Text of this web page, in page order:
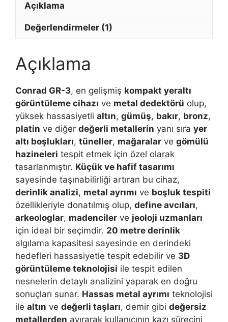
Açıklama
Değerlendirmeler (1)
Açıklama
Conrad GR-3, en gelişmiş kompakt yeraltı
görüntüleme cihazı ve metal dedektörü olup,
yüksek hassasiyetli altın, gümüş, bakır, bronz,
platin ve diğer değerli metallerin yanı sıra yer
altı boşlukları, tüneller, mağaralar ve gömülü
hazineleri tespit etmek için özel olarak
tasarlanmıştır. Küçük ve hafif tasarımı
sayesinde taşınabilirliği artıran bu cihaz,
derinlik analizi, metal ayrımı ve boşluk tespiti
özellikleriyle donatılmış olup, define avcıları,
arkeologlar, madenciler ve jeoloji uzmanları
için ideal bir seçimdir. 20 metre derinlik
algılama kapasitesi sayesinde en derindeki
hedefleri hassasiyetle tespit edebilir ve 3D
görüntüleme teknolojisi ile tespit edilen
nesnelerin detaylı analizini yaparak en doğru
sonuçları sunar. Hassas metal ayrımı teknolojisi
ile altın ve değerli taşları, demir gibi değersiz
metallerden ayırarak kullanıcının kazı sürecini